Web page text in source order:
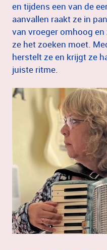
en tijdens een van de
aanvallen raakt ze in
van vroeger omhoog
ze het zoeken moet.
herstelt ze en krijgt ze
juiste ritme.